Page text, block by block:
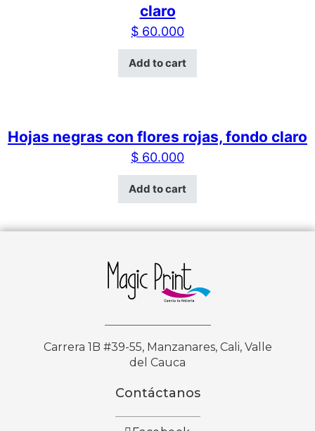
claro
$ 60.000
Add to cart
Hojas negras con flores rojas, fondo claro
$ 60.000
Add to cart
Carrera 1B #39-55, Manzanares, Cali, Valle
del Cauca
Contáctanos